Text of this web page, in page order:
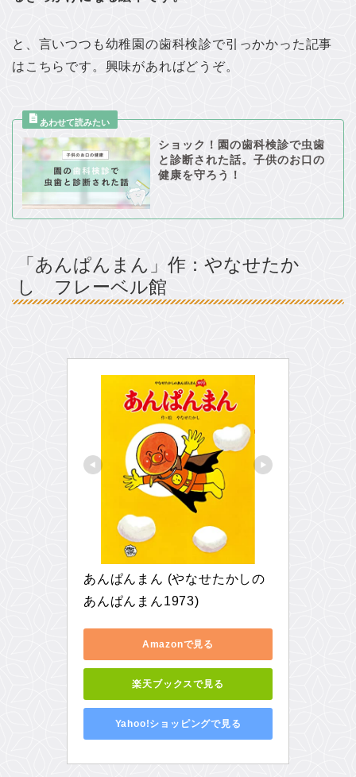
と、言いつつも幼稚園の歯科検診で引っかかった記事
はこちらです。興味があればどうぞ。
ショック！園の歯科検診で虫歯
と診断された話。子供のお口の
健康を守ろう！
「あんぱんまん」作：やなせたか
し フレーベル館
あんぱんまん (やなせたかしの
あんぱんまん1973)
Amazonで見る
楽天ブックスで見る
Yahoo!ショッピングで見る